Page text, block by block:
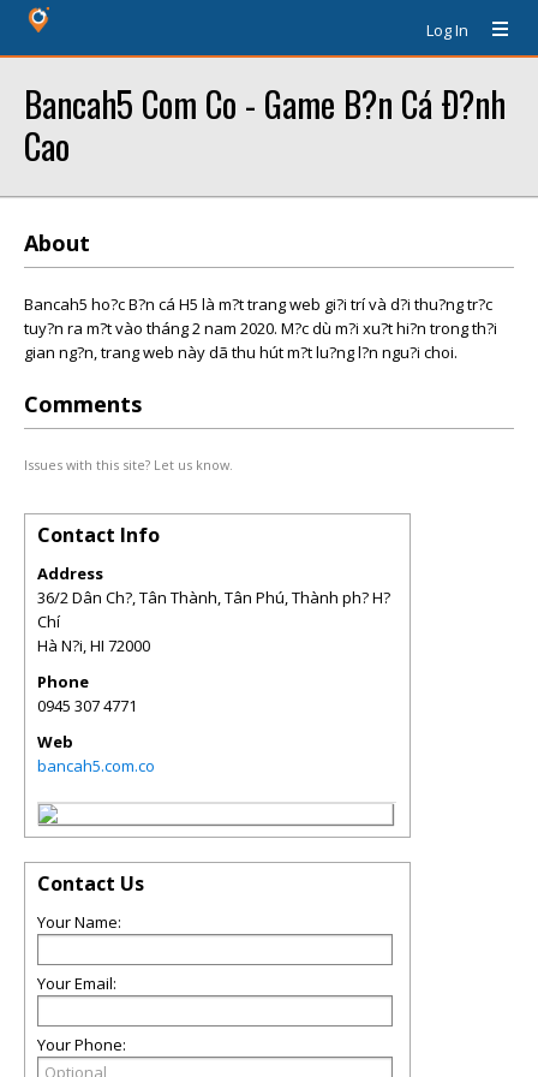
Log In
Bancah5 Com Co - Game B?n Cá Ð?nh
Cao
About
Bancah5 ho?c B?n cá H5 là m?t trang web gi?i trí và d?i thu?ng tr?c
tuy?n ra m?t vào tháng 2 nam 2020. M?c dù m?i xu?t hi?n trong th?i
gian ng?n, trang web này dã thu hút m?t lu?ng l?n ngu?i choi.
Comments
Issues with this site? Let us know.
Contact Info
Address
36/2 Dân Ch?, Tân Thành, Tân Phú, Thành ph? H?
Chí
Hà N?i,HI 72000
Phone
0945 307 4771
Web
bancah5.com.co
Contact Us
Your Name:
Your Email:
Your Phone: